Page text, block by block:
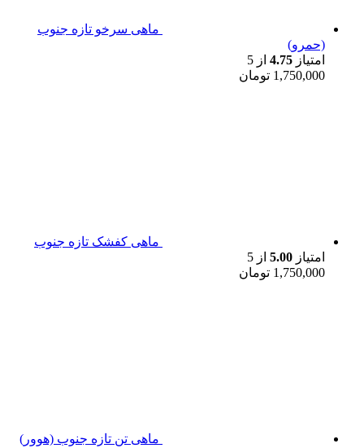
ماهی سرخو تازه جنوب
(حمرو)
امتیاز 4.75 از 5
1,750,000 تومان
ماهی کفشک تازه جنوب
امتیاز 5.00 از 5
1,750,000 تومان
ماهی تن تازه جنوب (هوور)